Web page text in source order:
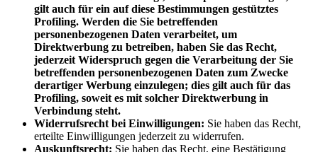
gilt auch für ein auf diese Bestimmungen gestütztes
Profiling. Werden die Sie betreffenden
personenbezogenen Daten verarbeitet, um
Direktwerbung zu betreiben, haben Sie das Recht,
jederzeit Widerspruch gegen die Verarbeitung der Sie
betreffenden personenbezogenen Daten zum Zwecke
derartiger Werbung einzulegen; dies gilt auch für das
Profiling, soweit es mit solcher Direktwerbung in
Verbindung steht.
Widerrufsrecht bei Einwilligungen: Sie haben das Recht,
erteilte Einwilligungen jederzeit zu widerrufen.
Auskunftsrecht: Sie haben das Recht, eine Bestätigung